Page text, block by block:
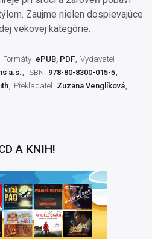
Zaujme nielen dospievajúce
vekovej kategórie.
Formáty ePUB, PDF Vydavatel
a.s. ISBN 978-80-8300-015-5
Překladatel Zuzana Venglíková
A KNIH!